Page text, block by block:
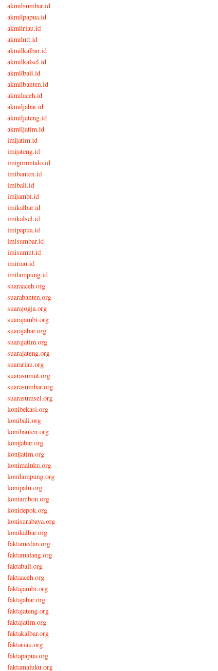
akmilsumbar.id
akmilpapua.id
akmilriau.id
akmilntt.id
akmilkalbar.id
akmilkalsel.id
akmilbali.id
akmilbanten.id
akmilaceh.id
akmiljabar.id
akmiljateng.id
akmiljatim.id
imijatim.id
imijateng.id
imigorontalo.id
imibanten.id
imibali.id
imijambi.id
imikalbar.id
imikalsel.id
imipapua.id
imisumbar.id
imisumut.id
imiriau.id
imilampung.id
suaraaceh.org
suarabanten.org
suarajogja.org
suarajambi.org
suarajabar.org
suarajatim.org
suarajateng.org
suarariau.org
suarasumut.org
suarasumbar.org
suarasumsel.org
konibekasi.org
konibali.org
konibanten.org
konijabar.org
konijatim.org
konimaluku.org
konilampung.org
konipalu.org
koniambon.org
konidepok.org
konisurabaya.org
konikalbar.org
faktamedan.org
faktamalang.org
faktabali.org
faktaaceh.org
faktajambi.org
faktajabar.org
faktajateng.org
faktajatim.org
faktakalbar.org
faktariau.org
faktapapua.org
faktamaluku.org